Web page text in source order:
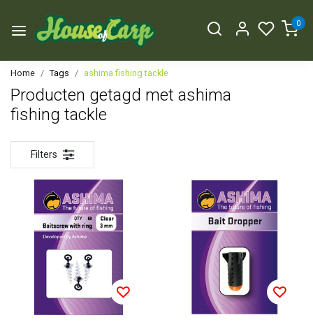
0
Home Tags ashima fishing tackle
Producten getagd met ashima
fishing tackle
Filters